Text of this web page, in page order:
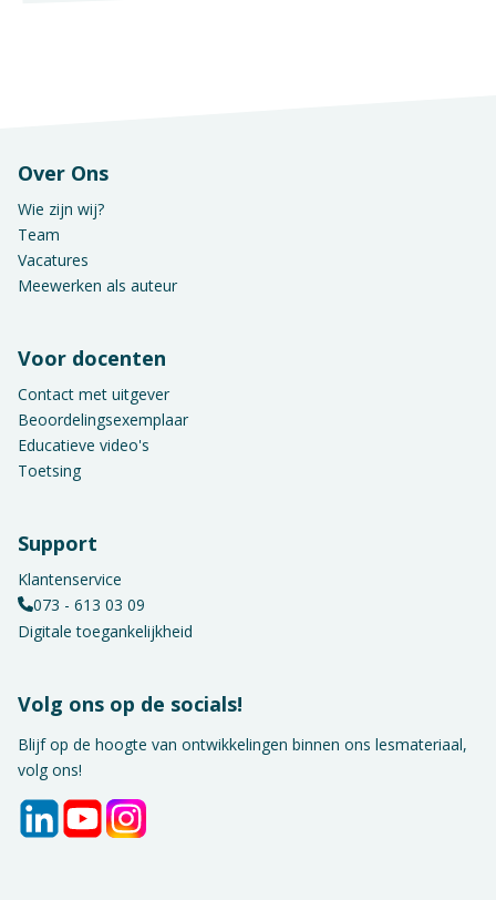
Over Ons
Wie zijn wij?
Team
Vacatures
Meewerken als auteur
Voor docenten
Contact met uitgever
Beoordelingsexemplaar
Educatieve video's
Toetsing
Support
Klantenservice
073 - 613 03 09
Digitale toegankelijkheid
Volg ons op de socials!
Blijf op de hoogte van ontwikkelingen binnen ons lesmateriaal,
volg ons!